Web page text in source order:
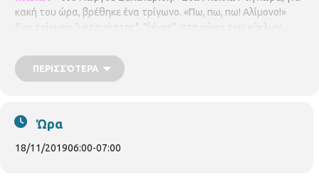
κακή του ώρα, βρέθηκε ένα τρίγωνο. «Πω, πω, πω! Αλίμονο!»
Ένα τρίγωνο "μετανάστης", "ξένος", στη χώρα των κύκλων...
καθένας είναι και ξένος και μοναδικός σε όλο τον κόσμο; Υλικά
που θα χρειαστούν: χαρτόνι, ψαλίδι, μαρκαδόροι ή
γονείς τους.
ΠΕΡΙΣΣΌΤΕΡΑ
Ώρα
18/11/201906:00-07:00